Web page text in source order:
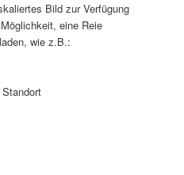
Bild zur Verfügung
eine Reie
wie z.B.: